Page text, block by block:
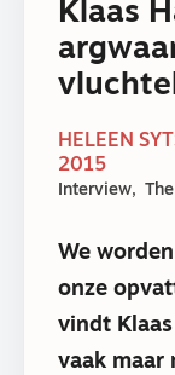
Klaas
HELEEN
2015
Interview
We
onze
vindt
vaak maar